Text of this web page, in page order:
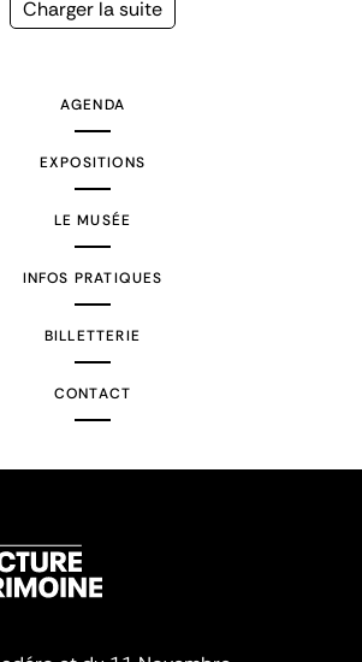
Page
Charger la suite
AGENDA
EXPOSITIONS
LE MUSÉE
INFOS PRATIQUES
BILLETTERIE
CONTACT